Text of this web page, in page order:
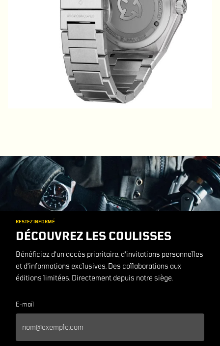
RESTEZ INFORMÉ
DÉCOUVREZ LES COULISSES
Bénéficiez d'un accès prioritaire, d'invitations personnelles
et d'informations exclusives. Des collaborations aux
éditions limitées. Directement depuis notre siège.
E-mail